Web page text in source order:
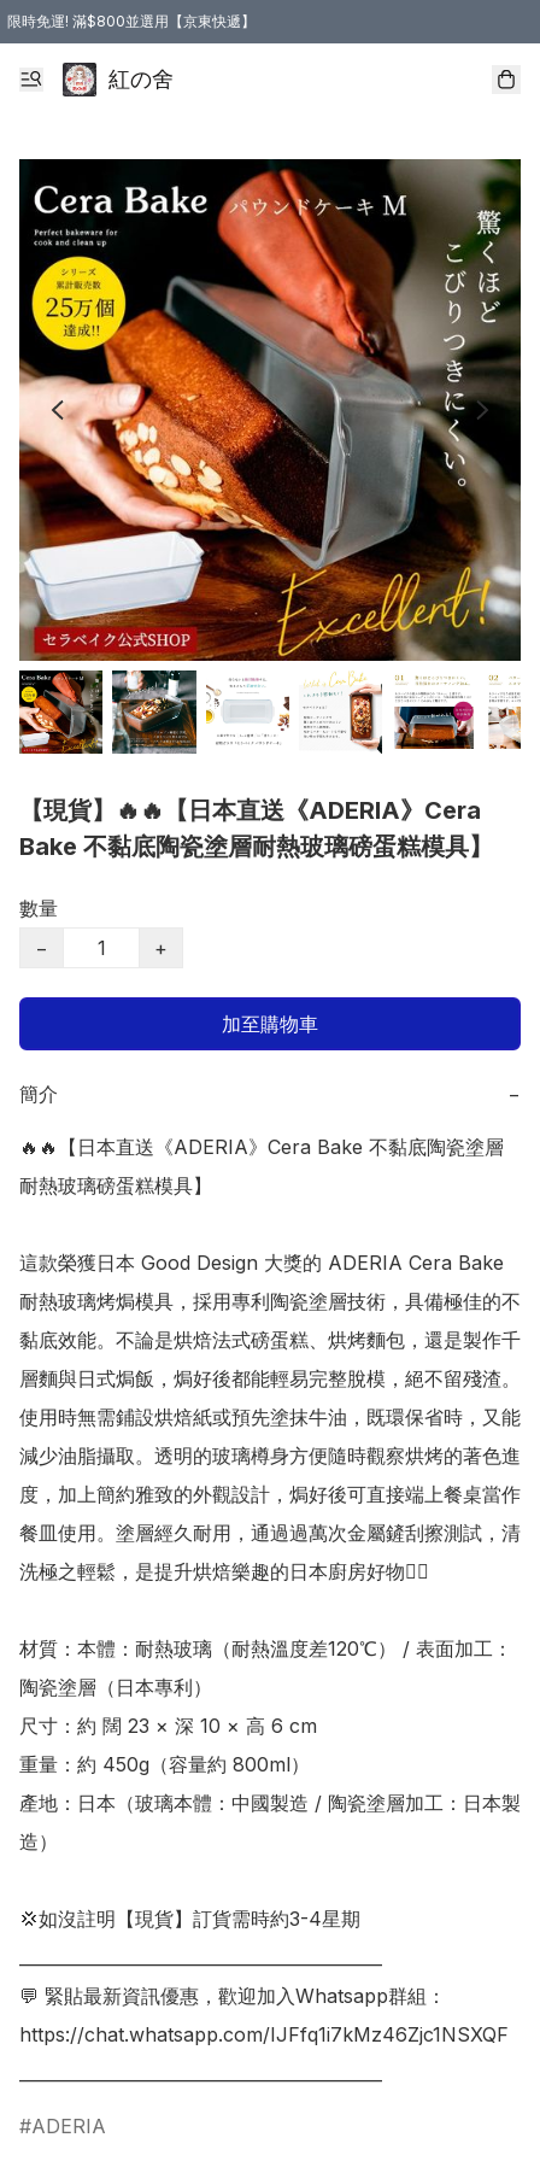
限時免運! 滿$800並選用【京東快遞】
紅の舍
【現貨】🔥🔥【日本直送《ADERIA》Cera
Bake 不黏底陶瓷塗層耐熱玻璃磅蛋糕模具】
數量
−
+
加至購物車
簡介 −
🔥🔥【日本直送《ADERIA》Cera Bake 不黏底陶瓷塗層
耐熱玻璃磅蛋糕模具】
這款榮獲日本 Good Design 大獎的 ADERIA Cera Bake
耐熱玻璃烤焗模具，採用專利陶瓷塗層技術，具備極佳的不
黏底效能。不論是烘焙法式磅蛋糕、烘烤麵包，還是製作千
層麵與日式焗飯，焗好後都能輕易完整脫模，絕不留殘渣。
使用時無需鋪設烘焙紙或預先塗抹牛油，既環保省時，又能
減少油脂攝取。透明的玻璃樽身方便隨時觀察烘烤的著色進
度，加上簡約雅致的外觀設計，焗好後可直接端上餐桌當作
餐皿使用。塗層經久耐用，通過過萬次金屬鏟刮擦測試，清
洗極之輕鬆，是提升烘焙樂趣的日本廚房好物👍🏻
材質：本體：耐熱玻璃（耐熱溫度差120℃） / 表面加工：
陶瓷塗層（日本專利）
尺寸：約 闊 23 × 深 10 × 高 6 cm
重量：約 450g（容量約 800ml）
產地：日本（玻璃本體：中國製造 / 陶瓷塗層加工：日本製
造）
💢如沒註明【現貨】訂貨需時約3-4星期
💬 緊貼最新資訊優惠，歡迎加入Whatsapp群組：
https://chat.whatsapp.com/IJFfq1i7kMz46Zjc1NSXQF
ADERIA